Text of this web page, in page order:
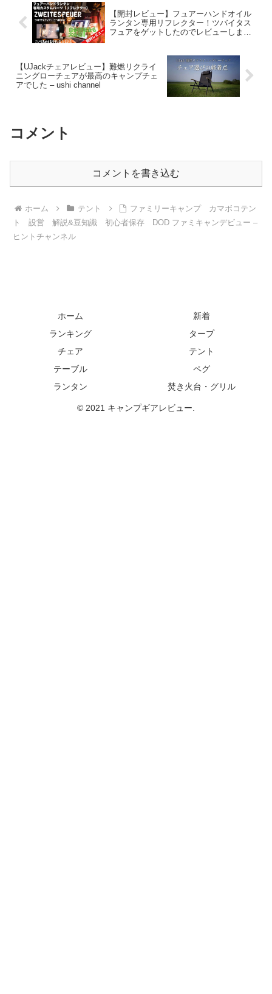
【開封レビュー】フュアーハンドオイル
ランタン専用リフレクター！ツバイタス
フュアをゲットしたのでレビューしまし
【UJackチェアレビュー】難燃リクライ
ニングローチェアが最高のキャンプチェ
アでした – ushi channel
コメント
コメントを書き込む
ホーム テント
ファミリーキャンプ カマボコテン
ト 設営 解説&豆知識 初心者保存 DOD ファミキャンデビュー –
ヒントチャンネル
ホーム
新着
ランキング
タープ
チェア
テント
テーブル
ペグ
ランタン
焚き火台・グリル
© 2021 キャンプギアレビュー.